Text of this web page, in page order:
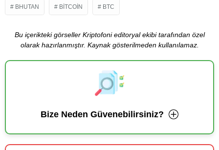
BHUTAN BITCOIN BTC
Bu içerikteki görseller Kriptofoni editoryal ekibi tarafından özel
olarak hazırlanmıştır. Kaynak gösterilmeden kullanılamaz.
Bize Neden Güvenebilirsiniz?